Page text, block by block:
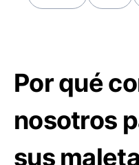
Por qué
nosotros
sus